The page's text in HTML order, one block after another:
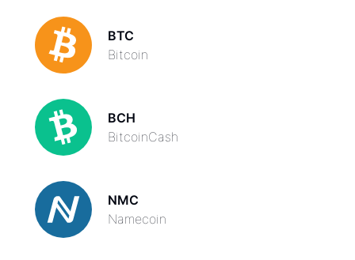
BTC
Bitcoin
BCH
BitcoinCash
NMC
Namecoin